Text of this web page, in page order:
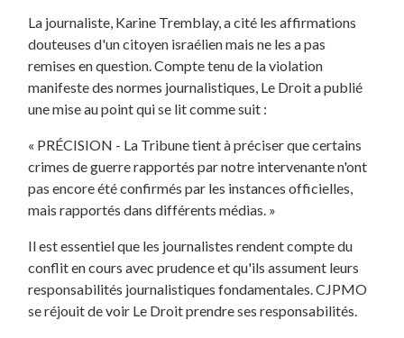
La journaliste, Karine Tremblay, a cité les affirmations
douteuses d'un citoyen israélien mais ne les a pas
remises en question. Compte tenu de la violation
manifeste des normes journalistiques, Le Droit a publié
une mise au point qui se lit comme suit :
« PRÉCISION - La Tribune tient à préciser que certains
crimes de guerre rapportés par notre intervenante n'ont
pas encore été confirmés par les instances officielles,
mais rapportés dans différents médias. »
Il est essentiel que les journalistes rendent compte du
conflit en cours avec prudence et qu'ils assument leurs
responsabilités journalistiques fondamentales. CJPMO
se réjouit de voir Le Droit prendre ses responsabilités.